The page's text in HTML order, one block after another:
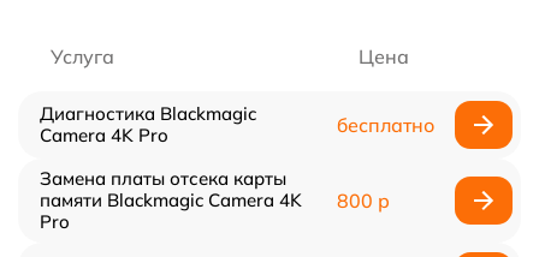
Услуга Цена
Диагностика Blackmagic
Camera 4K Pro
бесплатно
Замена платы отсека карты
памяти Blackmagic Camera 4K
Pro
800 р